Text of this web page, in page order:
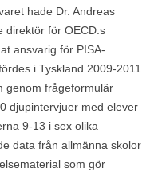
hade Dr. Andreas
direktör för OECD:s
ansvarig för PISA-
i Tyskland 2009-2011
genom frågeformulär
djupintervjuer med elever
9-13 i sex olika
data från allmänna skolor
som gör